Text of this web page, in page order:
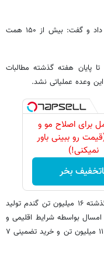
وی از پرداخت ۹۵ درصد مطالبات گندمکاران خبر داد و گفت: بیش از ۱۵۰ همت
پایان هفته گذشته مطالبات
وعده عملیاتی نشد.
برای اصلاح مو و
رو ببینی باور
نمیکنی!)
بخر
رئیس بنیاد ملی گندمکاران گفت:بنابر آمار سال گذشته ۱۶ میلیون تن گندم تولید
تن رسید و امسال بواسطه شرایط اقلیمی و
از بین رفتن ۸۵ درصد مزارع دیم، تولید گندم به ۱۱ میلیون تن و خرید تضمینی ۷